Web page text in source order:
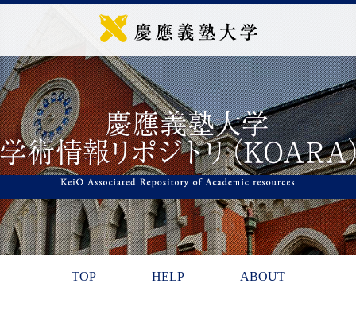
TOP HELP ABOUT